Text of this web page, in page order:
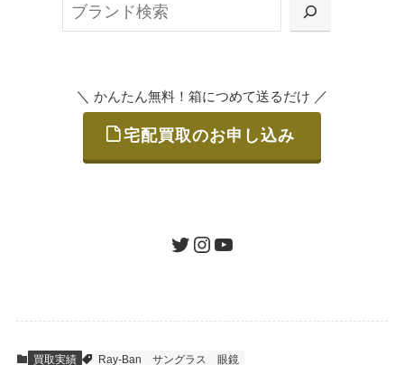
または梱包材不要の「集荷申込」からお選び
ご発送
査定結果のご承認 / 入金
＼ かんたん無料！箱につめて送るだけ ／
宅配買取のお申し込み
ツイッターインスタグラムユーチューブ
買取実績 Ray-Ban サングラス 眼鏡